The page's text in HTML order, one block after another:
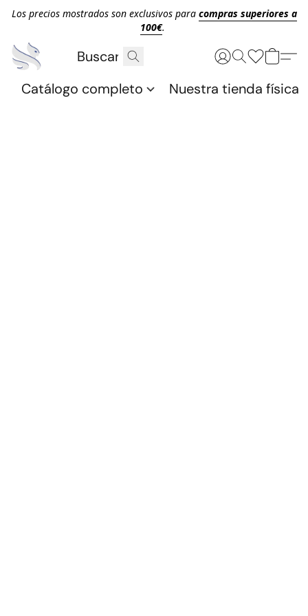
Los precios mostrados son exclusivos para compras superiores a
100€.
Catálogo completo Nuestra tienda física